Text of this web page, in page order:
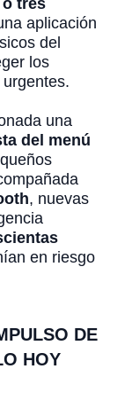
tres
aplicación
del
los
una
del menú
, nuevas
en riesgo
DE
HOY